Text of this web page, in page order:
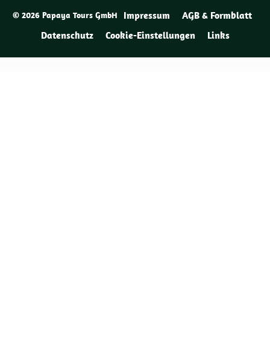
© 2026 Papaya Tours GmbH Impressum
AGB & Formblatt
Datenschutz
Cookie-Einstellungen Links